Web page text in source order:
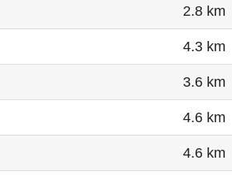
2.8 km
4.3 km
3.6 km
4.6 km
4.6 km